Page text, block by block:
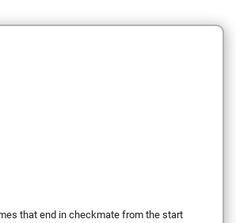
that end in checkmate from the start